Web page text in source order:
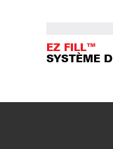
EZ FILL™
SYSTÈME